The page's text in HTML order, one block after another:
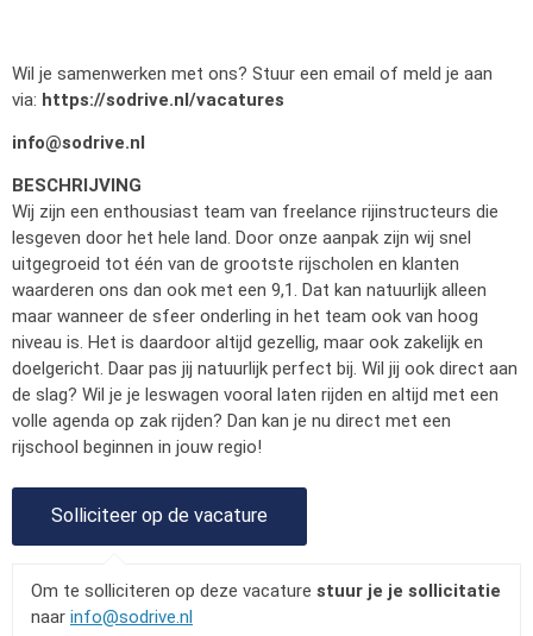
Wil je samenwerken met ons? Stuur een email of meld je aan
via: https://sodrive.nl/vacatures
info@sodrive.nl
BESCHRIJVING
Wij zijn een enthousiast team van freelance rijinstructeurs die
lesgeven door het hele land. Door onze aanpak zijn wij snel
uitgegroeid tot één van de grootste rijscholen en klanten
waarderen ons dan ook met een 9,1. Dat kan natuurlijk alleen
maar wanneer de sfeer onderling in het team ook van hoog
niveau is. Het is daardoor altijd gezellig, maar ook zakelijk en
doelgericht. Daar pas jij natuurlijk perfect bij. Wil jij ook direct aan
de slag? Wil je je leswagen vooral laten rijden en altijd met een
volle agenda op zak rijden? Dan kan je nu direct met een
rijschool beginnen in jouw regio!
Om te solliciteren op deze vacature stuur je je sollicitatie
naar info@sodrive.nl